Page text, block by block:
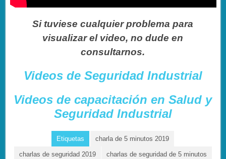
Si tuviese cualquier problema para
visualizar el video, no dude en
consultarnos.
Videos de Seguridad Industrial
Videos de capacitación en Salud y
Seguridad Industrial
Etiquetas charla de 5 minutos 2019
charlas de seguridad 2019 charlas de seguridad de 5 minutos